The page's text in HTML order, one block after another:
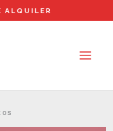
ALQUILER